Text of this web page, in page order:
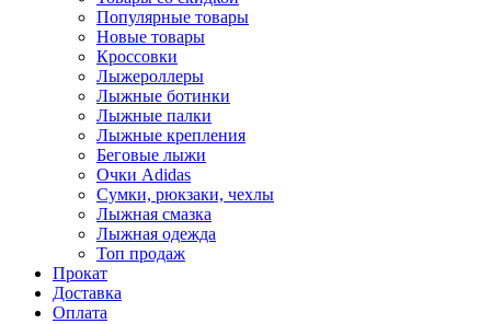
Популярные товары
Новые товары
Кроссовки
Лыжероллеры
Лыжные ботинки
Лыжные палки
Лыжные крепления
Беговые лыжи
Очки Adidas
Сумки, рюкзаки, чехлы
Лыжная смазка
Лыжная одежда
Топ продаж
Прокат
Доставка
Оплата